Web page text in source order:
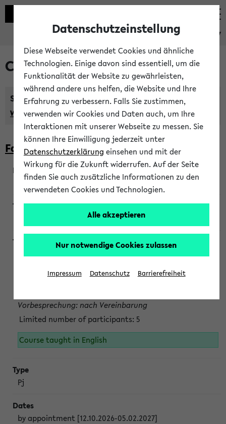
eKVV
Courses taught in English
Semester:
WiSe 2026/2027 SoSe 2026 Previous...
Faculty of Biology
200923
Wendisch, Peters-Wendisch, Stegelmann
Projektmodul "Bakterielle Biotechnologie"
Persönliche Anmeldung beim Veranstalter ist unbedingt
Vorbesprechung: nach Vereinbarung
Limited number of participants: 5
Course taught in English
Pj
by appointment [12.10.2026-05.02.2027]
Datenschutzeinstellung
Diese Webseite verwendet Cookies und ähnliche
Technologien. Einige davon sind essentiell, um die
Funktionalität der Website zu gewährleisten,
während andere uns helfen, die Website und Ihre
Erfahrung zu verbessern. Falls Sie zustimmen,
verwenden wir Cookies und Daten auch, um Ihre
Interaktionen mit unserer Webseite zu messen. Sie
können Ihre Einwilligung jederzeit unter
Datenschutzerklärung einsehen und mit der
Wirkung für die Zukunft widerrufen. Auf der Seite
finden Sie auch zusätzliche Informationen zu den
verwendeten Cookies und Technologien.
Alle akzeptieren
Nur notwendige Cookies zulassen
Impressum Datenschutz Barrierefreiheit